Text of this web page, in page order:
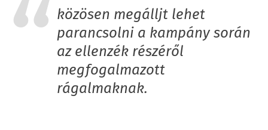
közösen megálljt lehet
parancsolni a kampány során
az ellenzék részéről
megfogalmazott
rágalmaknak.